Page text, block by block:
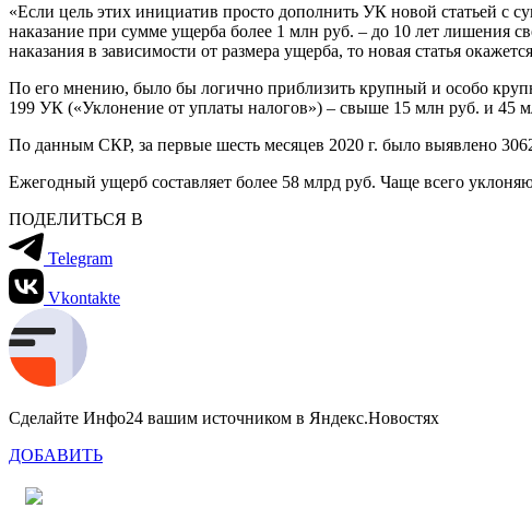
«Если цель этих инициатив просто дополнить УК новой статьей с
наказание при сумме ущерба более 1 млн руб. – до 10 лет лишения
наказания в зависимости от размера ущерба, то новая статья
По его мнению, было бы логично приблизить крупный и особо
199 УК («Уклонение от уплаты налогов») – свыше 15 млн руб. и 45
По данным СКР, за первые шесть месяцев 2020 г. было выявлено
Ежегодный ущерб составляет более 58 млрд руб. Чаще всего
ПОДЕЛИТЬСЯ В
Telegram
Vkontakte
Сделайте Инфо24 вашим источником в Яндекс.Новостях
ДОБАВИТЬ